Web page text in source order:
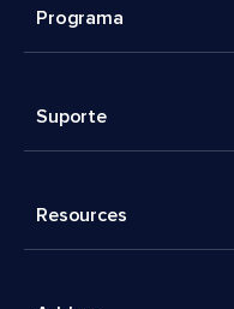
Programa
Suporte
Resources